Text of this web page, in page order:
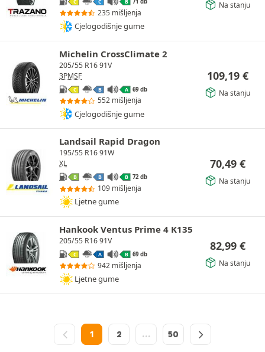
C C B
235 mišljenja
Cjelogodišnje gume
Na stanju
Michelin CrossClimate 2
205/55 R16 91V
3PMSF
C B A 69 db
552 mišljenja
Cjelogodišnje gume
109,19 €
Na stanju
Landsail Rapid Dragon
195/55 R16 91W
XL
B B B 72 db
109 mišljenja
Ljetne gume
70,49 €
Na stanju
Hankook Ventus Prime 4 K135
205/55 R16 91V
C A B 69 db
942 mišljenja
Ljetne gume
82,99 €
Na stanju
1 2 … 50